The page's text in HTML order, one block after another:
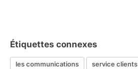
Étiquettes connexes
les communications
service clients